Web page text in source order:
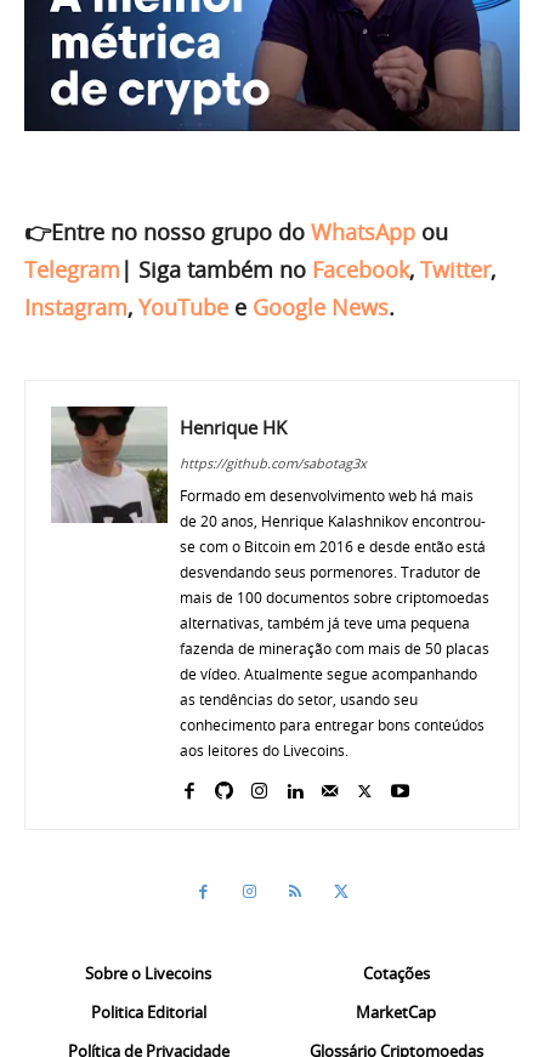
👉Entre no nosso grupo do WhatsApp ou
Telegram | Siga também no Facebook, Twitter,
Instagram, YouTube e Google News.
Henrique HK
https://github.com/sabotag3x
Formado em desenvolvimento web há mais
de 20 anos, Henrique Kalashnikov encontrou-
se com o Bitcoin em 2016 e desde então está
desvendando seus pormenores. Tradutor de
mais de 100 documentos sobre criptomoedas
alternativas, também já teve uma pequena
fazenda de mineração com mais de 50 placas
de vídeo. Atualmente segue acompanhando
as tendências do setor, usando seu
conhecimento para entregar bons conteúdos
aos leitores do Livecoins.
Sobre o Livecoins
Politica Editorial
Política de Privacidade
Cotações
MarketCap
Glossário Criptomoedas